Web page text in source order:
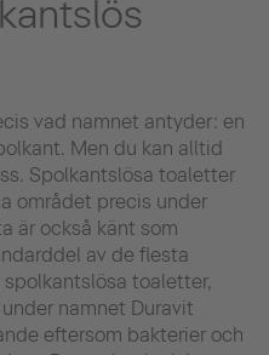
vad namnet antyder: en
Men du kan alltid
Spolkantslösa toaletter
området precis under
är också känt som
av de flesta
toaletter,
namnet Duravit
eftersom bakterier och